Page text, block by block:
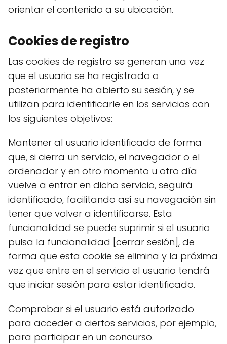
orientar el contenido a su ubicación.
Cookies de registro
Las cookies de registro se generan una vez
que el usuario se ha registrado o
posteriormente ha abierto su sesión, y se
utilizan para identificarle en los servicios con
los siguientes objetivos:
Mantener al usuario identificado de forma
que, si cierra un servicio, el navegador o el
ordenador y en otro momento u otro día
vuelve a entrar en dicho servicio, seguirá
identificado, facilitando así su navegación sin
tener que volver a identificarse. Esta
funcionalidad se puede suprimir si el usuario
pulsa la funcionalidad [cerrar sesión], de
forma que esta cookie se elimina y la próxima
vez que entre en el servicio el usuario tendrá
que iniciar sesión para estar identificado.
Comprobar si el usuario está autorizado
para acceder a ciertos servicios, por ejemplo,
para participar en un concurso.